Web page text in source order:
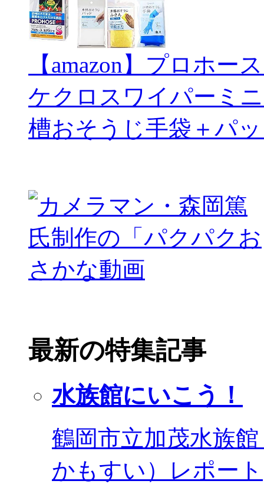
【amazon】プロホー
ケクロスワイパーミ
槽おそうじ手袋＋パ
最新の特集記事
水族館にいこう！
鶴岡市立加茂水族
かもすい）レポート